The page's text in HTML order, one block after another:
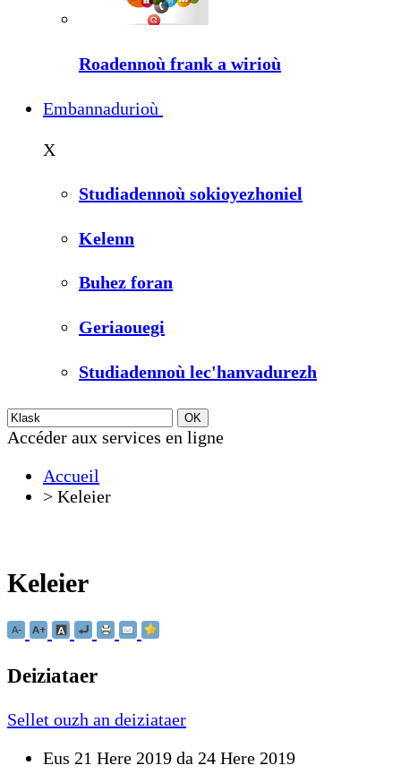
Roadennoù frank a wirioù
Embannadurioù
X
Studiadennoù sokioyezhoniel
Kelenn
Buhez foran
Geriaouegi
Studiadennoù lec'hanvadurezh
Accéder aux services en ligne
Accueil
> Keleier
Keleier
Deiziataer
Sellet ouzh an deiziataer
Eus 21 Here 2019 da 24 Here 2019